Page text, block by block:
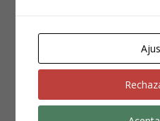
intentemos
verdad..no timbres
notas..no libros..un
implicados y